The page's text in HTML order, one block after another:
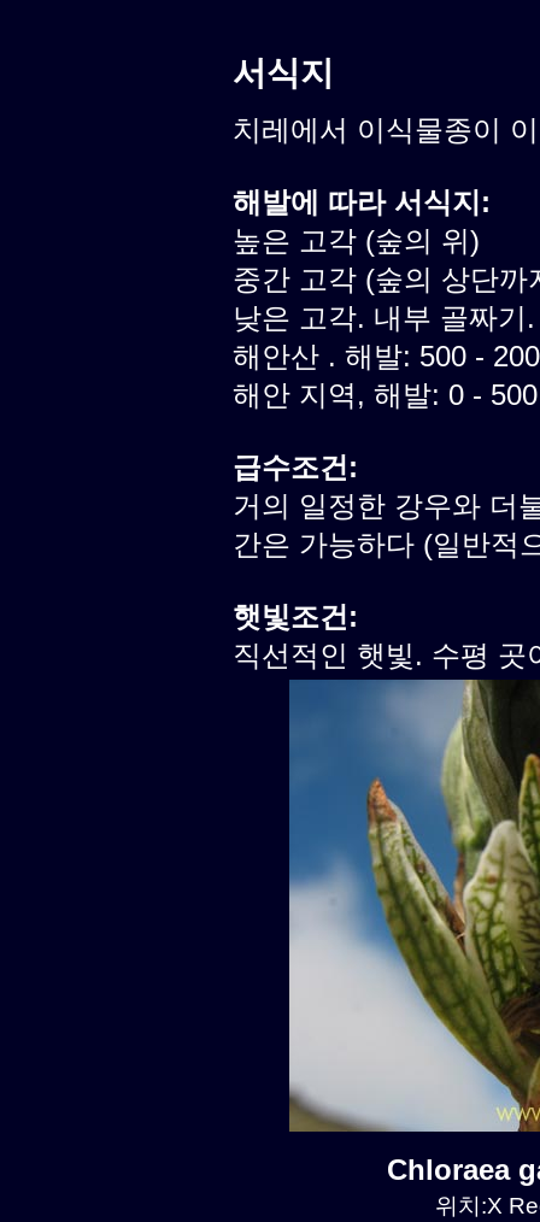
서식지
치레에서 이식물종이
해발에 따라 서식지:
높은 고각 (숲의 위)
중간 고각 (숲의 상단까
낮은 고각. 내부 골짜기.
해안산 . 해발: 500 -
해안 지역, 해발: 0 -
급수조건:
거의 일정한 강우와 더
간은 가능하다 (일반적
햇빛조건:
직선적인 햇빛. 수평
Chloraea
위치:X